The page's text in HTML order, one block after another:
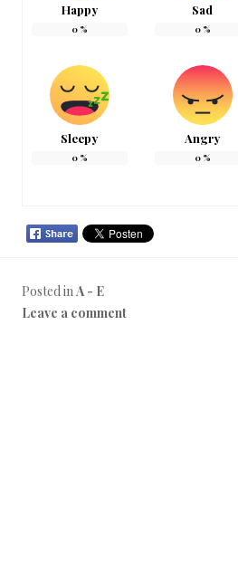
Happy
0%
Sad
0%
Sleepy
0%
Angry
0%
Posted in A - E
Leave a comment